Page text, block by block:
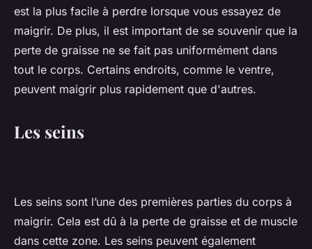
est la plus facile à perdre lorsque vous essayez de
maigrir. De plus, il est important de se souvenir que la
perte de graisse ne se fait pas uniformément dans
tout le corps. Certains endroits, comme le ventre,
peuvent maigrir plus rapidement que d'autres.
Les seins
Les seins sont l’une des premières parties du corps à
maigrir. Cela est dû à la perte de graisse et de muscle
dans cette zone. Les seins peuvent également